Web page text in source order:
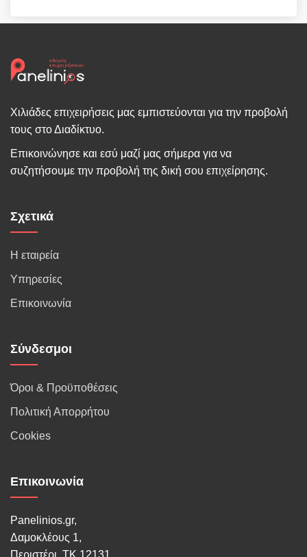
Χιλιάδες επιχειρήσεις μας εμπιστεύονται για την προβολή
τους στο Διαδίκτυο.
Επικοινώνησε και εσύ μαζί μας σήμερα για να
συζητήσουμε την προβολή της δική σου επιχείρησης.
Σχετικά
Η εταιρεία
Υπηρεσίες
Επικοινωνία
Σύνδεσμοι
Όροι & Προϋποθέσεις
Πολιτική Απορρήτου
Cookies
Επικοινωνία
Panelinios.gr,
Δαμοκλέους 1,
Περιστέρι, ΤΚ 12131